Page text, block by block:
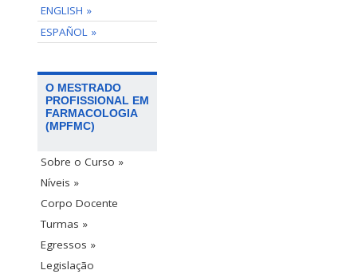
ENGLISH »
ESPAÑOL »
O MESTRADO
PROFISSIONAL EM
FARMACOLOGIA
(MPFMC)
Sobre o Curso »
Níveis »
Corpo Docente
Turmas »
Egressos »
Legislação